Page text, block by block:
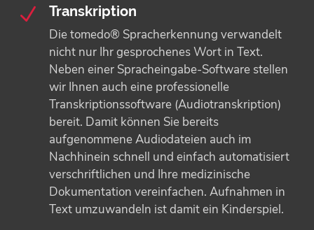
N Transkription
Die tomedo® Spracherkennung verwandelt
nicht nur Ihr gesprochenes Wort in Text.
Neben einer Spracheingabe-Software stellen
wir Ihnen auch eine professionelle
Transkriptionssoftware (Audiotranskription)
bereit. Damit können Sie bereits
aufgenommene Audiodateien auch im
Nachhinein schnell und einfach automatisiert
verschriftlichen und Ihre medizinische
Dokumentation vereinfachen. Aufnahmen in
Text umzuwandeln ist damit ein Kinderspiel.